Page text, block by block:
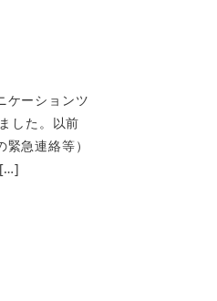
ケーションツ
した。以前
急連絡等）
[…]